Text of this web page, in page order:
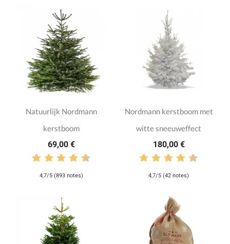
Natuurlijk Nordmann
kerstboom
69,00 €
4,7/5 (893 notes)
Nordmann kerstboom met
witte sneeuweffect
180,00 €
4,7/5 (42 notes)